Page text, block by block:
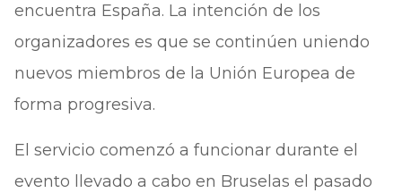
encuentra España. La intención de los
organizadores es que se continúen uniendo
nuevos miembros de la Unión Europea de
forma progresiva.
El servicio comenzó a funcionar durante el
evento llevado a cabo en Bruselas el pasado